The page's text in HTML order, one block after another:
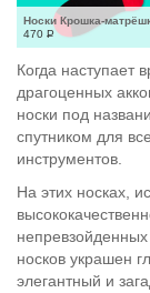
Носки Крошка-
470 Р
Когда наступает
драгоценных
носки под
спутником для
инструментов.
На этих носках,
носков украшен
элегантный и